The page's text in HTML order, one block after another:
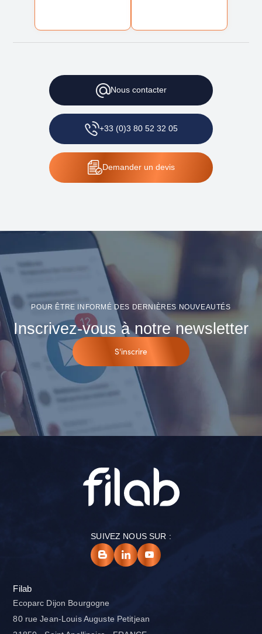
Nouscontacter
+33 (0)3 80 52 32 05
Demanderun devis
POUR ÊTRE INFORMÉ DES DERNIÈRES NOUVEAUTÉS
Inscrivez-vous à notre newsletter
S'inscrire
SUIVEZ NOUS SUR :
Filab
Ecoparc Dijon Bourgogne
80 rue Jean-Louis Auguste Petitjean